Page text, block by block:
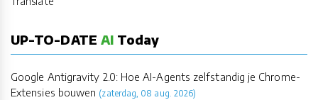
UP-TO-DATE AI Today
Google Antigravity 2.0: Hoe AI-Agents zelfstandig je Chrome-
Extensies bouwen (zaterdag, 08 aug. 2026)